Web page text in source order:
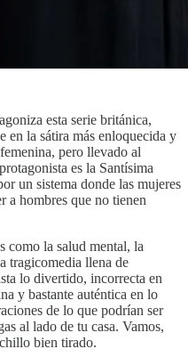
esta serie británica,
en la sátira más enloquecida y
pero llevado al
es la Santísima
un sistema donde las mujeres
a hombres que no tienen
como la salud mental, la
tragicomedia llena de
lo divertido, incorrecta en
y bastante auténtica en lo
de lo que podrían ser
al lado de tu casa. Vamos,
bien tirado.